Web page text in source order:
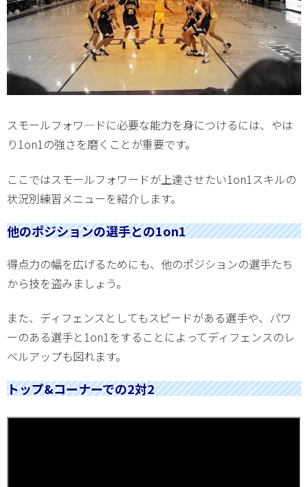
スモールフォワ―ドに必要な能力を身につけるには、やは
り1on1の強さを磨くことが重要です。
ここではスモールフォワードが上達させたい1on1スキルの
状況別練習メニューを紹介します。
他のポジションの選手との1on1
得点力の幅を広げるためにも、他のポジションの選手たち
から技を盗みましょう。
また、ディフェンスとしてもスピードがある選手や、パワ
ーのある選手と1on1をすることによってディフェンスのレ
ベルアップも図れます。
トップ&コーナーでの2対2